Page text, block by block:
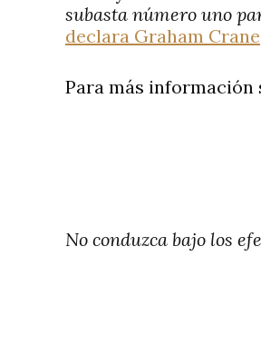
subasta número uno
declara Graham Crane
Para más información
No conduzca bajo los